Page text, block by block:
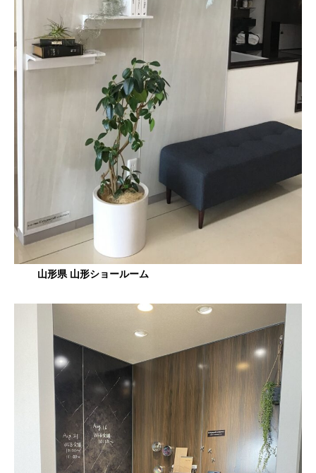
山形県 山形ショールーム